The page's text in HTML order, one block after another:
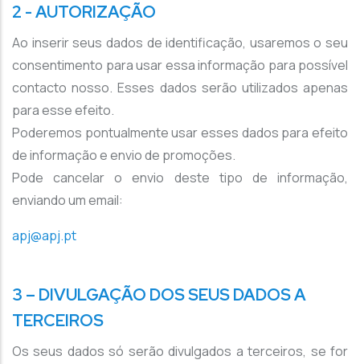
2 - AUTORIZAÇÃO
Ao inserir seus dados de identificação, usaremos o seu
consentimento para usar essa informação para possível
contacto nosso. Esses dados serão utilizados apenas
para esse efeito.
Poderemos pontualmente usar esses dados para efeito
de informação e envio de promoções.
Pode cancelar o envio deste tipo de informação,
enviando um email:
apj@apj.pt
3 – DIVULGAÇÃO DOS SEUS DADOS A
TERCEIROS
Os seus dados só serão divulgados a terceiros, se for